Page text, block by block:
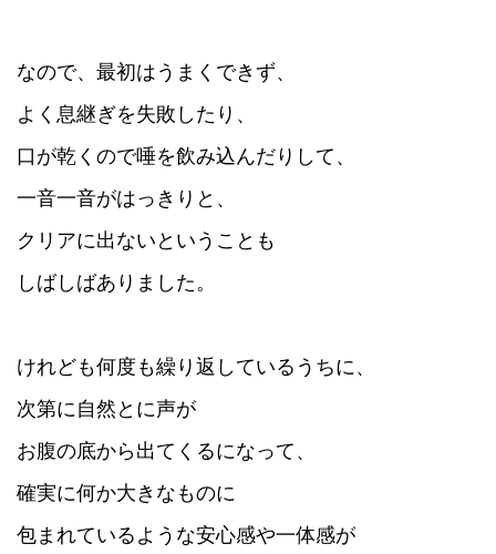
なので、最初はうまくできず、
よく息継ぎを失敗したり、
口が乾くので唾を飲み込んだりして、
一音一音がはっきりと、
クリアに出ないということも
しばしばありました。
けれども何度も繰り返しているうちに、
次第に自然とに声が
お腹の底から出てくるになって、
確実に何か大きなものに
包まれているような安心感や一体感が